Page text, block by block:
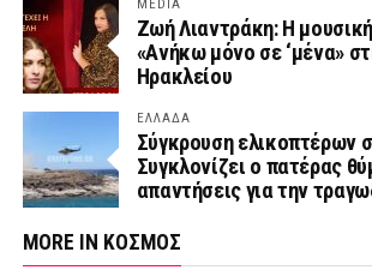
MEDIA
Ζωή Λιαντράκη: Η
«Ανήκω μόνο σε ‘μένα»
Ηρακλείου
ΕΛΛΑΔΑ
Σύγκρουση ελικοπτέρων
Συγκλονίζει ο πατέρας
απαντήσεις για την
MORE IN ΚΟΣΜΟΣ